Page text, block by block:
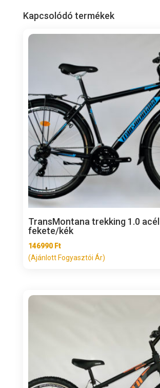
Kapcsolódó termékek
TransMontana trekking 1.0 acél
fekete/kék
146990 Ft
(Ajánlott Fogyasztói Ár)